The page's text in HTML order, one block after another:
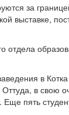
за
выставке,
отдела
в
в свою
Еще пять